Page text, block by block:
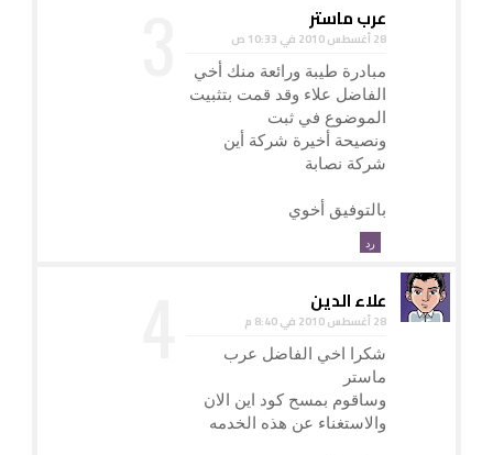
عرب ماستر
28 أغسطس 2010 في 10:33 ص
مبادرة طيبة ورائعة منك أخي
الفاضل علاء وقد قمت بتثبيت
الموضوع في ثبت
ونصيحة أخيرة شركة أين
شركة نصابة
بالتوفيق أخوي
رد
علاء الدين
28 أغسطس 2010 في 8:40 م
شكرا اخي الفاضل عرب
ماستر
وساقوم بمسح كود اين الان
والاستغناء عن هذه الخدمه